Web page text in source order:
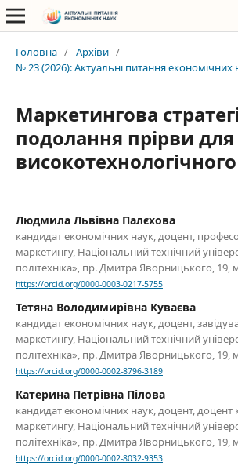
Головна / Архіви /
№ 23 (2026): Актуальні питання економічних
Маркетингова
подолання прірви для
Людмила Львівна Палєхова
кандидат економічних наук, доцент,
маркетингу, Національний технічний
політехніка», пр. Дмитра Яворницького, 19,
https://orcid.org/0000-0003-0217-5755
Тетяна Володимирівна Куваєва
кандидат економічних наук, доцент,
маркетингу, Національний технічний
політехніка», пр. Дмитра Яворницького, 19,
https://orcid.org/0000-0002-8796-3189
Катерина Петрівна Пілова
кандидат економічних наук, доцент, доцент
маркетингу, Національний технічний
політехніка», пр. Дмитра Яворницького, 19,
https://orcid.org/0000-0002-8032-9353